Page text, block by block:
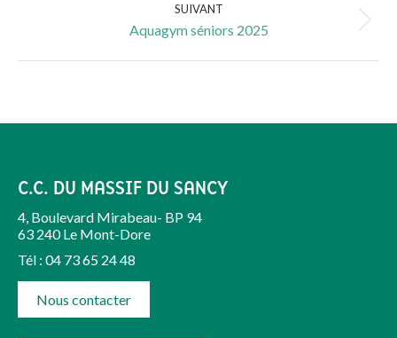
SUIVANT
Article
:
Aquagym séniors 2025
C.C. DU MASSIF DU SANCY
4, Boulevard Mirabeau- BP 94
63 240 Le Mont-Dore
Tél : 04 73 65 24 48
Nous contacter